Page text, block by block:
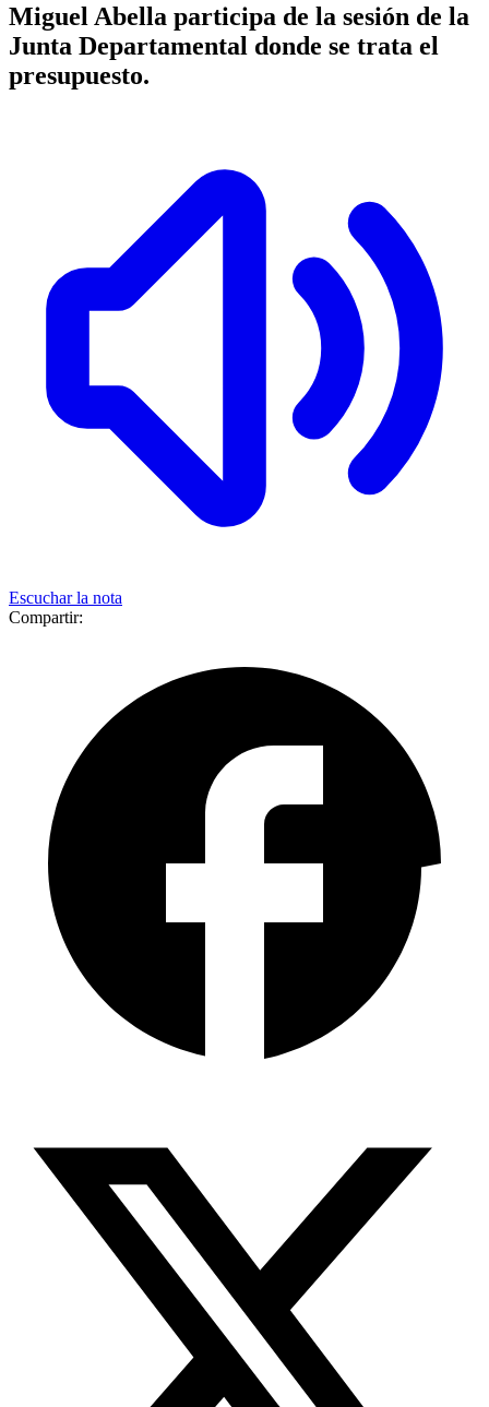
Miguel Abella participa de la sesión de la
Junta Departamental donde se trata el
presupuesto.
Escuchar la nota
Compartir: